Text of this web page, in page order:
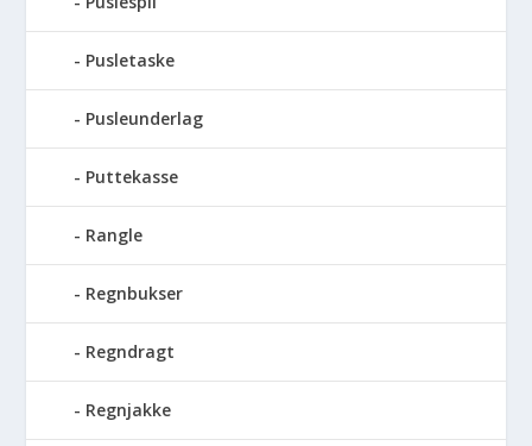
Pusletaske
Pusleunderlag
Puttekasse
Rangle
Regnbukser
Regndragt
Regnjakke